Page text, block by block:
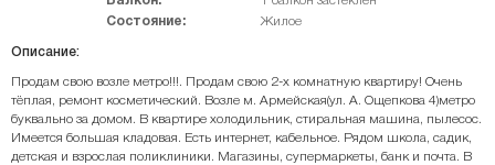
Состояние:
Жилое
Описание:
Продам свою возле метро!!!. Продам свою 2-х комнатную квартиру! Очень
тёплая, ремонт косметический. Возле м. Армейская(ул. А. Ощепкова 4)метро
буквально за домом. В квартире холодильник, стиральная машина, пылесос.
Имеется большая кладовая. Есть интернет, кабельное. Рядом школа, садик,
детская и взрослая поликлиники. Магазины, супермаркеты, банк и почта. В